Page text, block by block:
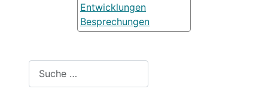
Entwicklungen
Besprechungen